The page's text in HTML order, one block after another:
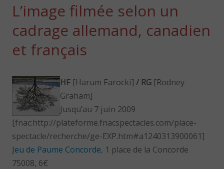
L’image filmée selon un
cadrage allemand, canadien
et français
HF [Harum Farocki]/ RG [Rodney
Graham]
Jusqu’au 7 juin 2009
[fnac:http://plateforme.fnacspectacles.com/place-
spectacle/recherche/ge-EXP.htm#a1240313900061]
Jeu de Paume Concorde, 1 place de la Concorde
75008, 6€